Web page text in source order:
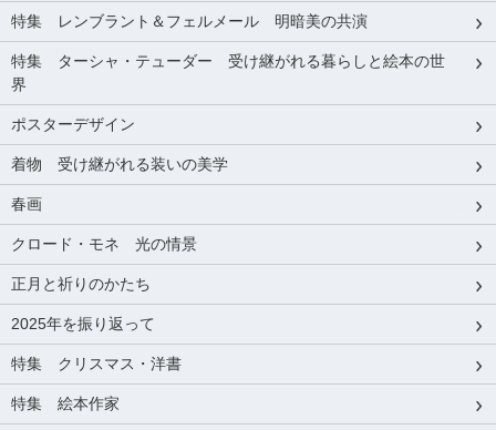
特集 レンブラント＆フェルメール 明暗美の共演
特集 ターシャ・テューダー 受け継がれる暮らしと絵本の世
界
ポスターデザイン
着物 受け継がれる装いの美学
春画
クロード・モネ 光の情景
正月と祈りのかたち
2025年を振り返って
特集 クリスマス・洋書
特集 絵本作家